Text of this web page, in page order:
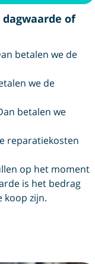
of
betalen we de
we de
betalen we
reparatiekosten
op het moment
is het bedrag
koop zijn.